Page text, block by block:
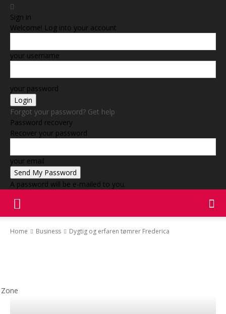
Sign in
Welcome! Log into your account
your username
your password
Forgot your password? Get help
Password recovery
Recover your password
your email
A password will be e-mailed to you.
Zone
Home Business Dygtig og erfaren tømrer Frederica